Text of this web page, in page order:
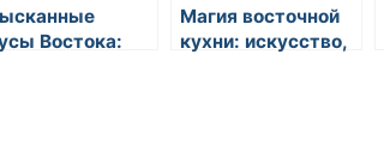
Востока:
Магия восточной
кухни: искусство,